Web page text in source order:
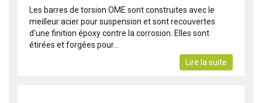
Les barres de torsion OME sont construites avec le
meilleur acier pour suspension et sont recouvertes
d'une finition époxy contre la corrosion. Elles sont
étirées et forgées pour...
Lire la suite